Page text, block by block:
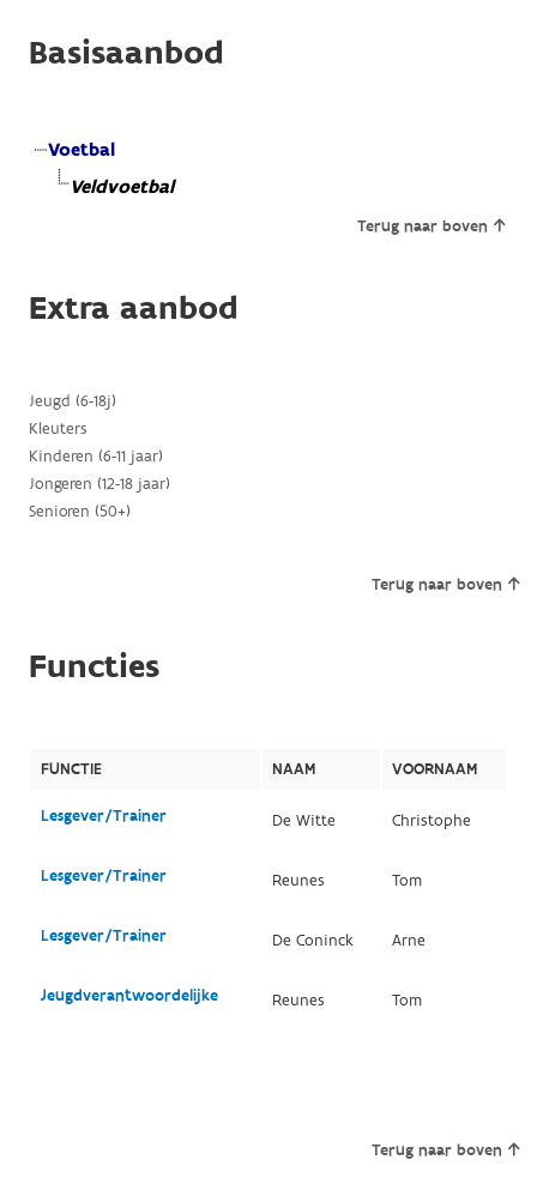
Basisaanbod
Voetbal
Veldvoetbal
Terug naar boven
Extra aanbod
Jeugd (6-18j)
Kleuters
Kinderen (6-11 jaar)
Jongeren (12-18 jaar)
Senioren (50+)
Terug naar boven
Functies
FUNCTIE NAAM VOORNAAM
Lesgever/Trainer De Witte Christophe
Lesgever/Trainer Reunes Tom
Lesgever/Trainer De Coninck Arne
Jeugdverantwoordelijke Reunes Tom
Terug naar boven